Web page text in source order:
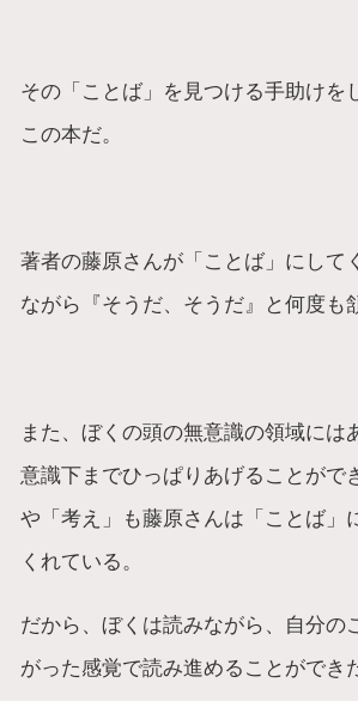
その「ことば」を見つける手助けを
この本だ。
著者の藤原さんが「ことば」にして
ながら『そうだ、そうだ』と何度も
また、ぼくの頭の無意識の領域には
意識下までひっぱりあげることがで
や「考え」も藤原さんは「ことば」
くれている。
だから、ぼくは読みながら、自分の
がった感覚で読み進めることができ